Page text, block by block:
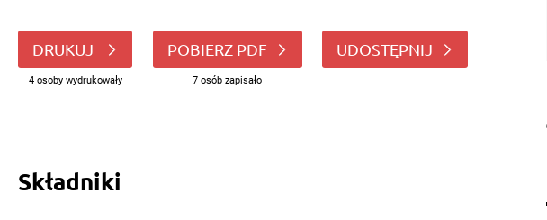
DRUKUJ
4 osoby wydrukowały
POBIERZ PDF
7 osób zapisało
UDOSTĘPNIJ
Składniki